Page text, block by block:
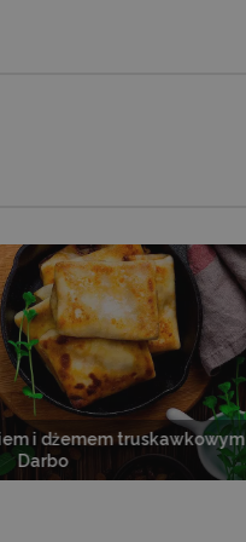
i dżemem truskawkowym
Darbo